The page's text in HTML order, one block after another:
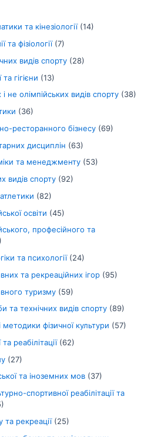
та кінезіології(14)
фізіології(7)
видів спорту (28)
гігієни (13)
не олімпійських видів спорту (38)
(36)
ресторанного бізнесу (69)
дисциплін (63)
та менеджменту (53)
видів спорту (92)
(82)
освіти (45)
професійного та
та психології(24)
та рекреаційних ігор (95)
туризму (59)
та технічних видів спорту (89)
фізичної культури (57)
реабілітації(62)
(27)
та іноземних мов (37)
спортивної реабілітації та
рекреації(25)